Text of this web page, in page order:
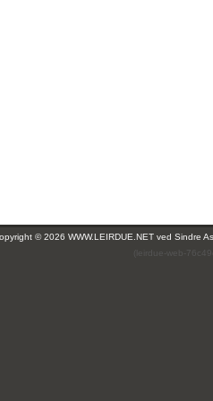
© 2026 WWW.LEIRDUE.NET ved Sindre
(leirdue-web-